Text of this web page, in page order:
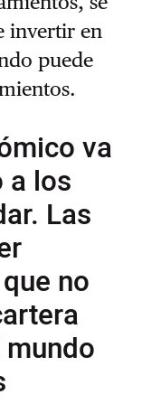
invertir en
puede
va
a los
Las
no